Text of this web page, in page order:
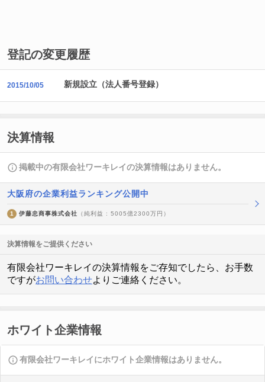
登記の変更履歴
2015/10/05 新規設立（法人番号登録）
決算情報
掲載中の有限会社ワーキレイの決算情報はありません。
大阪府の企業利益ランキング公開中
1 伊藤忠商事株式会社 （純利益 : 5005億2300万円）
決算情報をご提供ください
有限会社ワーキレイの決算情報をご存知でしたら、お手数
ですがお問い合わせよりご連絡ください。
ホワイト企業情報
有限会社ワーキレイにホワイト企業情報はありません。